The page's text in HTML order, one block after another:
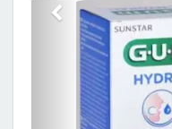
Previous